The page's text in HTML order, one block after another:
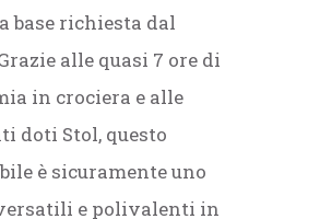
base richiesta dal
alle quasi 7 ore di
in crociera e alle
doti Stol, questo
è sicuramente uno
e polivalenti in